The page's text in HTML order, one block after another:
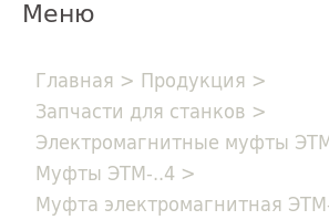
Меню
Главная > Продукция >
Запчасти для станков >
Электромагнитные муфты
Муфты ЭТМ-..4 >
Муфта электромагнитная